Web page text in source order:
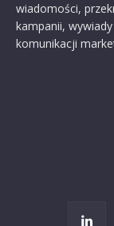
wiadomości,
kampanii,
komunikacji